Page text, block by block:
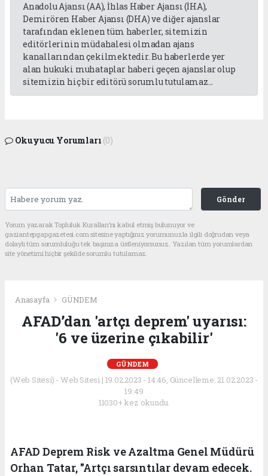
Anadolu Ajansı (AA), İhlas Haber Ajansı (İHA),
Demirören Haber Ajansı (DHA) ve diğer ajanslar
tarafından eklenen tüm haberler, sitemizin
editörlerinin müdahalesi olmadan ajans
kanallarından çekilmektedir. Bu haberlerde yer
alan hukuki muhataplar haberi geçen ajanslar olup
sitemizin hiç bir editörü sorumlu tutulamaz...
Okuyucu Yorumları (0)
Gönder
Yorum yazarak Topluluk Kuralları’nı kabul etmiş bulunuyor ve
gaziantepgapgazetesi.com sitesine yaptığınız yorumunuzla ilgili doğrudan veya
dolaylı tüm sorumluluğu tek başınıza üstleniyorsunuz. Yazılan tüm yorumlardan
site yönetimi hiçbir şekilde sorumlu tutulamaz.
Anasayfa GÜNDEM
AFAD’dan 'artçı deprem' uyarısı:
'6 ve üzerine çıkabilir'
GÜNDEM
(Web Sitesi) - Web Sitesi | 19.02.2023 - 14:46, Güncelleme: 21.02.2023 -
19:49
11030+ kez okundu.
AFAD Deprem Risk ve Azaltma Genel Müdürü
Orhan Tatar, "Artçı sarsıntılar devam edecek.